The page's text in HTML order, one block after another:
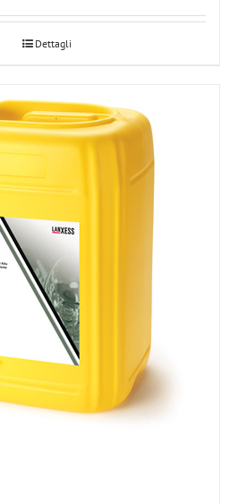
Dettagli